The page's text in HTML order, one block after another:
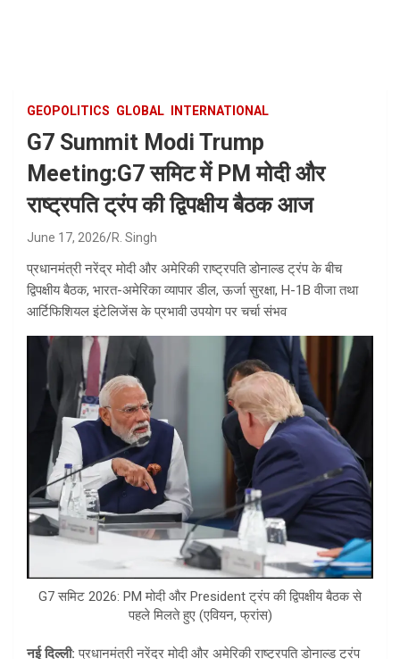
GEOPOLITICS GLOBAL INTERNATIONAL
G7 Summit Modi Trump
Meeting:G7 समिट में PM मोदी और
राष्ट्रपति ट्रंप की द्विपक्षीय बैठक आज
June 17, 2026 R. Singh
प्रधानमंत्री नरेंद्र मोदी और अमेरिकी राष्ट्रपति डोनाल्ड ट्रंप के बीच
द्विपक्षीय बैठक, भारत-अमेरिका व्यापार डील, ऊर्जा सुरक्षा, H-1B वीजा तथा
आर्टिफिशियल इंटेलिजेंस के प्रभावी उपयोग पर चर्चा संभव
G7 समिट 2026: PM मोदी और President ट्रंप की द्विपक्षीय बैठक से
पहले मिलते हुए (एवियन, फ्रांस)
नई दिल्ली: प्रधानमंत्री नरेंद्र मोदी और अमेरिकी राष्ट्रपति डोनाल्ड ट्रंप